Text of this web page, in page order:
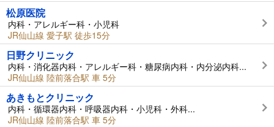
松原医院
内科・アレルギー科・小児科
JR仙山線 愛子駅 徒歩15分
日野クリニック
内科・消化器内科・アレルギー科・糖尿病内科・内分泌内科...
JR仙山線 陸前落合駅 車 5分
あきもとクリニック
内科・循環器内科・呼吸器内科・小児科・外科...
JR仙山線 陸前落合駅 車 5分